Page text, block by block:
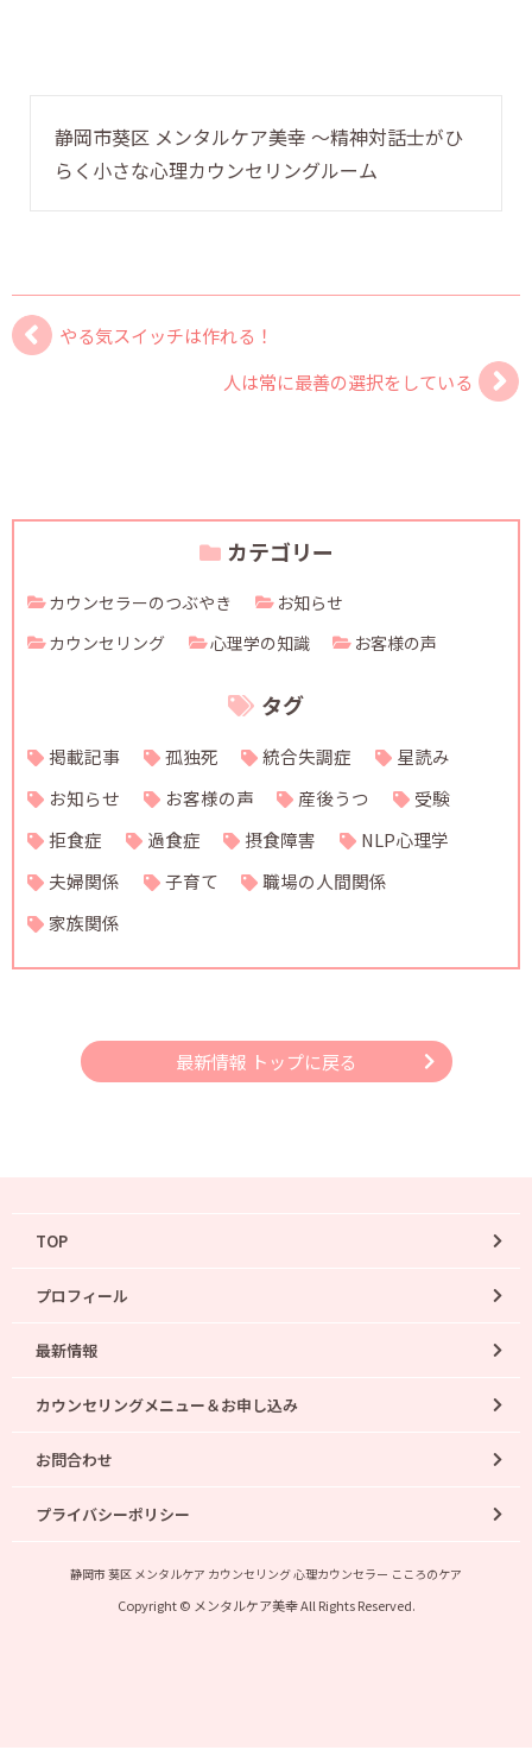
静岡市葵区 メンタルケア美幸 〜精神対話士がひ
らく小さな心理カウンセリングルーム
やる気スイッチは作れる！
人は常に最善の選択をしている
カテゴリー
カウンセラーのつぶやき
お知らせ
カウンセリング
心理学の知識 お客様の声
タグ
掲載記事 孤独死 統合失調症
星読み
お知らせ
お客様の声 産後うつ
受験
拒食症
過食症 摂食障害
NLP心理学
夫婦関係
子育て
職場の人間関係
家族関係
最新情報 トップに戻る
TOP
プロフィール
最新情報
カウンセリングメニュー＆お申し込み
お問合わせ
プライバシーポリシー
静岡市 葵区 メンタルケア カウンセリング 心理カウンセラー こころのケア
Copyright © メンタルケア美幸 All Rights Reserved.